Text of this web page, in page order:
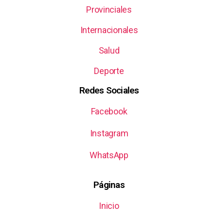
Provinciales
Internacionales
Salud
Deporte
Redes Sociales
Facebook
Instagram
WhatsApp
Páginas
Inicio